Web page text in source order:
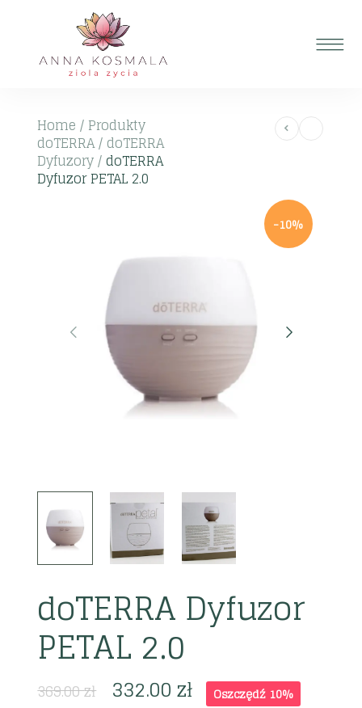
Home / Produkty
doTERRA/ doTERRA
Dyfuzory/doTERRA
Dyfuzor PETAL 2.0
-10%
doTERRA Dyfuzor
PETAL 2.0
369.00zł 332.00zł Oszczędź 10%